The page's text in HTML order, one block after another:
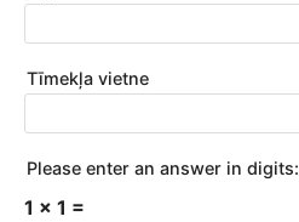
Tīmekļa vietne
Please enter an answer in digits:
1 × 1 =